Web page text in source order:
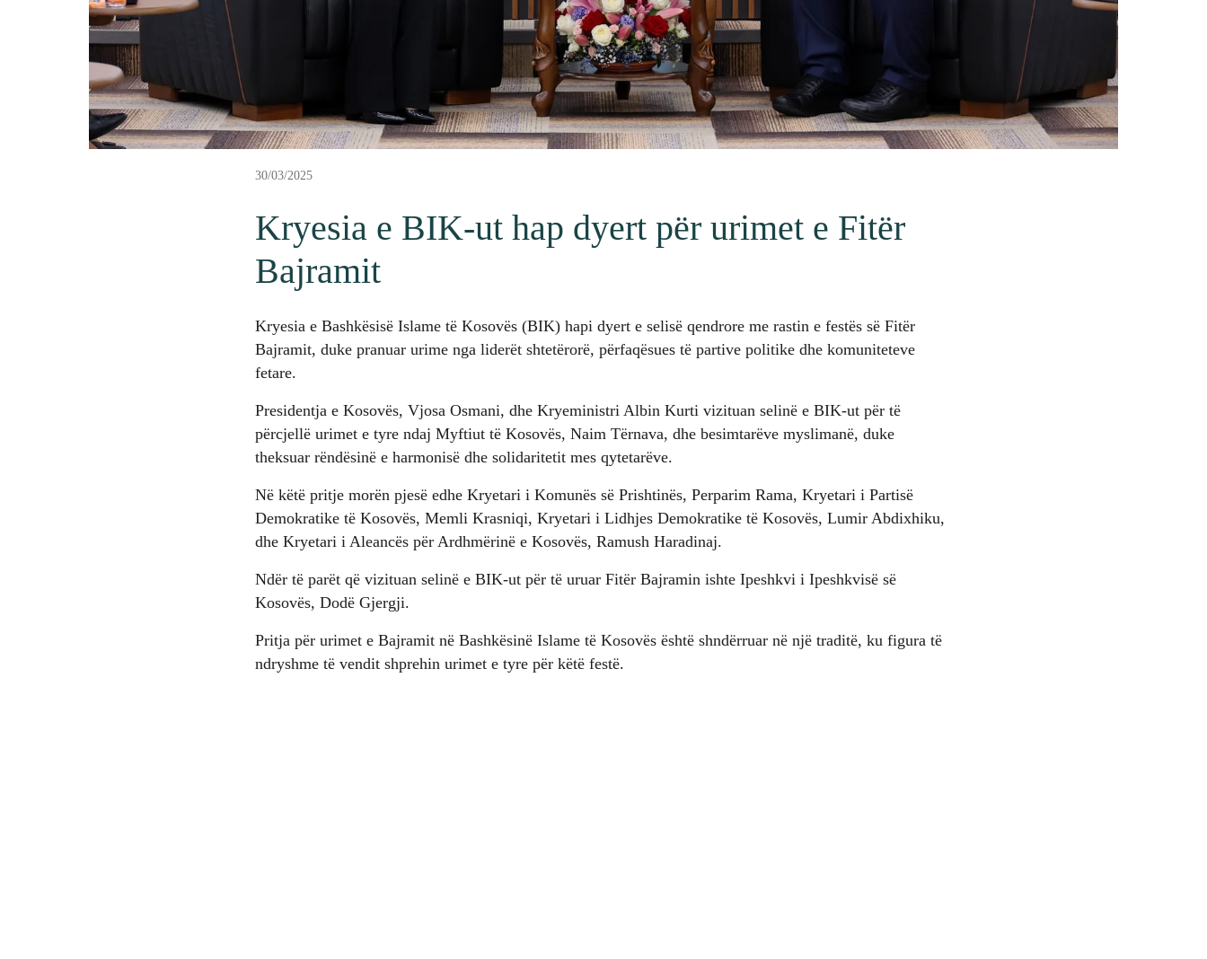
30/03/2025
Kryesia e BIK-ut hap dyert për urimet e Fitër
Bajramit
Kryesia e Bashkësisë Islame të Kosovës (BIK) hapi dyert e selisë qendrore me rastin e festës së Fitër
Bajramit, duke pranuar urime nga liderët shtetërorë, përfaqësues të partive politike dhe komuniteteve
fetare.
Presidentja e Kosovës, Vjosa Osmani, dhe Kryeministri Albin Kurti vizituan selinë e BIK-ut për të
përcjellë urimet e tyre ndaj Myftiut të Kosovës, Naim Tërnava, dhe besimtarëve myslimanë, duke
theksuar rëndësinë e harmonisë dhe solidaritetit mes qytetarëve.
Në këtë pritje morën pjesë edhe Kryetari i Komunës së Prishtinës, Perparim Rama, Kryetari i Partisë
Demokratike të Kosovës, Memli Krasniqi, Kryetari i Lidhjes Demokratike të Kosovës, Lumir Abdixhiku,
dhe Kryetari i Aleancës për Ardhmërinë e Kosovës, Ramush Haradinaj.
Ndër të parët që vizituan selinë e BIK-ut për të uruar Fitër Bajramin ishte Ipeshkvi i Ipeshkvisë së
Kosovës, Dodë Gjergji.
Pritja për urimet e Bajramit në Bashkësinë Islame të Kosovës është shndërruar në një traditë, ku figura të
ndryshme të vendit shprehin urimet e tyre për këtë festë.